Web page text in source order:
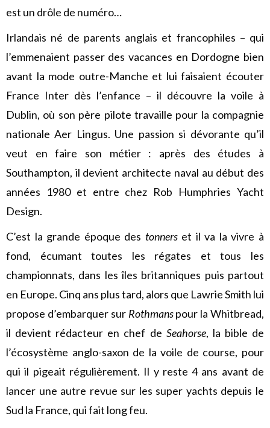
est un drôle de numéro…
Irlandais né de parents anglais et francophiles – qui
l’emmenaient passer des vacances en Dordogne bien
avant la mode outre-Manche et lui faisaient écouter
France Inter dès l’enfance – il découvre la voile à
Dublin, où son père pilote travaille pour la compagnie
nationale Aer Lingus. Une passion si dévorante qu’il
veut en faire son métier : après des études à
Southampton, il devient architecte naval au début des
années 1980 et entre chez Rob Humphries Yacht
Design.
C’est la grande époque des tonnerset il va la vivre à
fond, écumant toutes les régates et tous les
championnats, dans les îles britanniques puis partout
en Europe. Cinq ans plus tard, alors que Lawrie Smith lui
propose d’embarquer sur Rothmanspour la Whitbread,
il devient rédacteur en chef de Seahorse, la bible de
l’écosystème anglo-saxon de la voile de course, pour
qui il pigeait régulièrement. Il y reste 4 ans avant de
lancer une autre revue sur les super yachts depuis le
Sud la France, qui fait long feu.